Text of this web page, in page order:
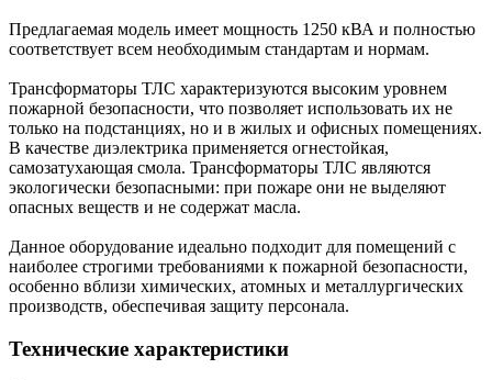
Предлагаемая модель имеет мощность 1250 кВА и полностью
соответствует всем необходимым стандартам и нормам.
Трансформаторы ТЛС характеризуются высоким уровнем
пожарной безопасности, что позволяет использовать их не
только на подстанциях, но и в жилых и офисных помещениях.
В качестве диэлектрика применяется огнестойкая,
самозатухающая смола. Трансформаторы ТЛС являются
экологически безопасными: при пожаре они не выделяют
опасных веществ и не содержат масла.
Данное оборудование идеально подходит для помещений с
наиболее строгими требованиями к пожарной безопасности,
особенно вблизи химических, атомных и металлургических
производств, обеспечивая защиту персонала.
Технические характеристики